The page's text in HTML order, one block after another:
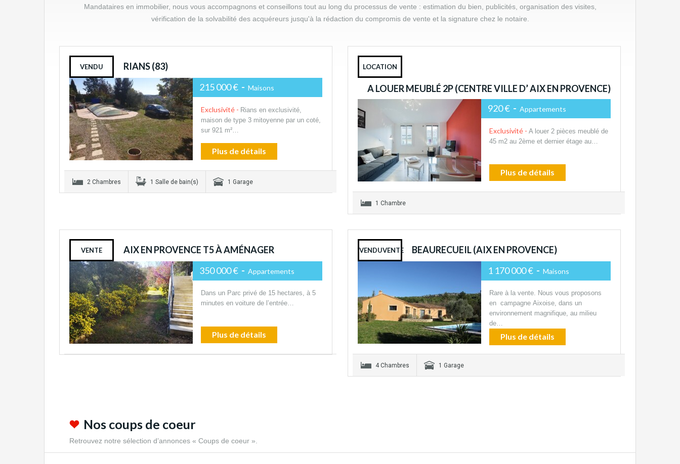
Mandataires en immobilier, nous vous accompagnons et conseillons tout au long du processus de vente : estimation du bien, publicités, organisation des visites,
vérification de la solvabilité des acquéreurs jusqu'à la rédaction du compromis de vente et la signature chez le notaire.
VENDU
RIANS (83)
215 000 € - Maisons
Exclusivité - Rians en exclusivité,
maison de type 3 mitoyenne par un coté,
sur 921 m²…
Plus de détails
2 Chambres 1 Salle de bain(s) 1 Garage
LOCATION
A LOUER MEUBLÉ 2P (CENTRE VILLE D’ AIX EN PROVENCE)
920 € - Appartements
Exclusivité - A louer 2 pièces meublé de
45 m2 au 2ème et dernier étage au…
Plus de détails
1 Chambre
VENTE
AIX EN PROVENCE T5 À AMÉNAGER
350 000 € - Appartements
Dans un Parc privé de 15 hectares, à 5
minutes en voiture de l’entrée…
Plus de détails
VENDUVENTE
BEAURECUEIL (AIX EN PROVENCE)
1 170 000 € - Maisons
Rare à la vente. Nous vous proposons
en campagne Aixoise, dans un
environnement magnifique, au milieu
de…
Plus de détails
4 Chambres 1 Garage
Nos coups de coeur
Retrouvez notre sélection d’annonces « Coups de coeur ».